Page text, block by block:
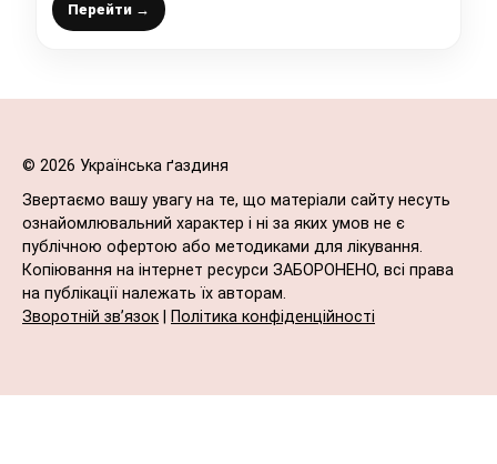
Перейти →
© 2026 Українська ґаздиня
Звертаємо вашу увагу на те, що матеріали сайту несуть
ознайомлювальний характер і ні за яких умов не є
публічною офертою або методиками для лікування.
Копіювання на інтернет ресурси ЗАБОРОНЕНО, всі права
на публікації належать їх авторам.
Зворотній зв’язок
Політика конфіденційності